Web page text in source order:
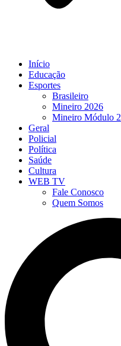
Início
Educação
Esportes
Brasileiro
Mineiro 2026
Mineiro Módulo 2
Geral
Policial
Política
Saúde
Cultura
WEB TV
Fale Conosco
Quem Somos